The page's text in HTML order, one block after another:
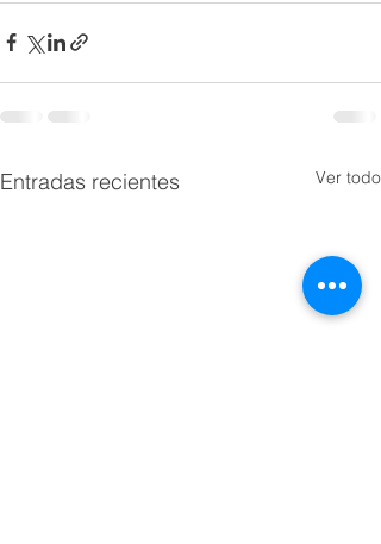
Entradas recientes Ver todo